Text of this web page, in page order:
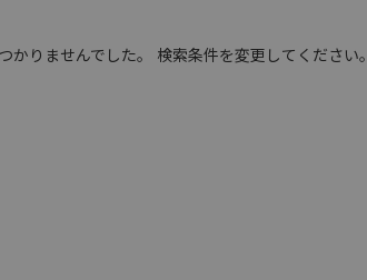
かりませんでした。 検索条件を変更してください。